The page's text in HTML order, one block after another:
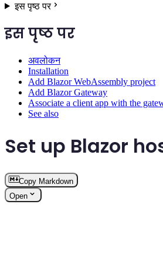
इस पृष्ठ पर
इस पृष्ठ पर
अवलोकन
Installation
Add Blazor WebAssembly project
Add Blazor Gateway
Associate a client app with the
See also
Set up Blazor
Copy Markdown
Open